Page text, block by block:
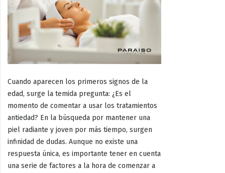
Cuando aparecen los primeros signos de la
edad, surge la temida pregunta: ¿Es el
momento de comentar a usar los tratamientos
antiedad? En la búsqueda por mantener una
piel radiante y joven por más tiempo, surgen
infinidad de dudas. Aunque no existe una
respuesta única, es importante tener en cuenta
una serie de factores a la hora de comenzar a